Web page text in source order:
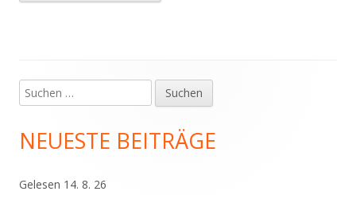
Haupt-
Seitenleiste
Suchen
nach:
NEUESTE BEITRÄGE
Gelesen 14. 8. 26